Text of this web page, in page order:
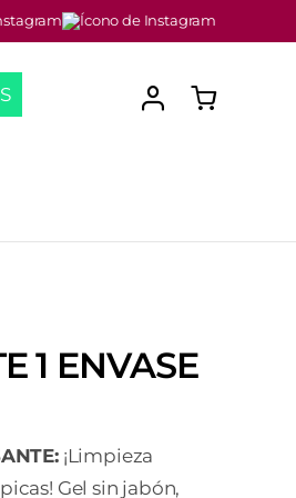
1 ENVASE
¡Limpieza
Gel sin jabón,